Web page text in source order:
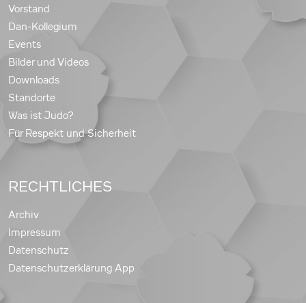
Vorstand
Dan-Kollegium
Events
Bilder und Videos
Downloads
Standorte
Was ist Judo?
Für Respekt und Sicherheit
RECHTLICHES
Archiv
Impressum
Datenschutz
Datenschutzerklärung App